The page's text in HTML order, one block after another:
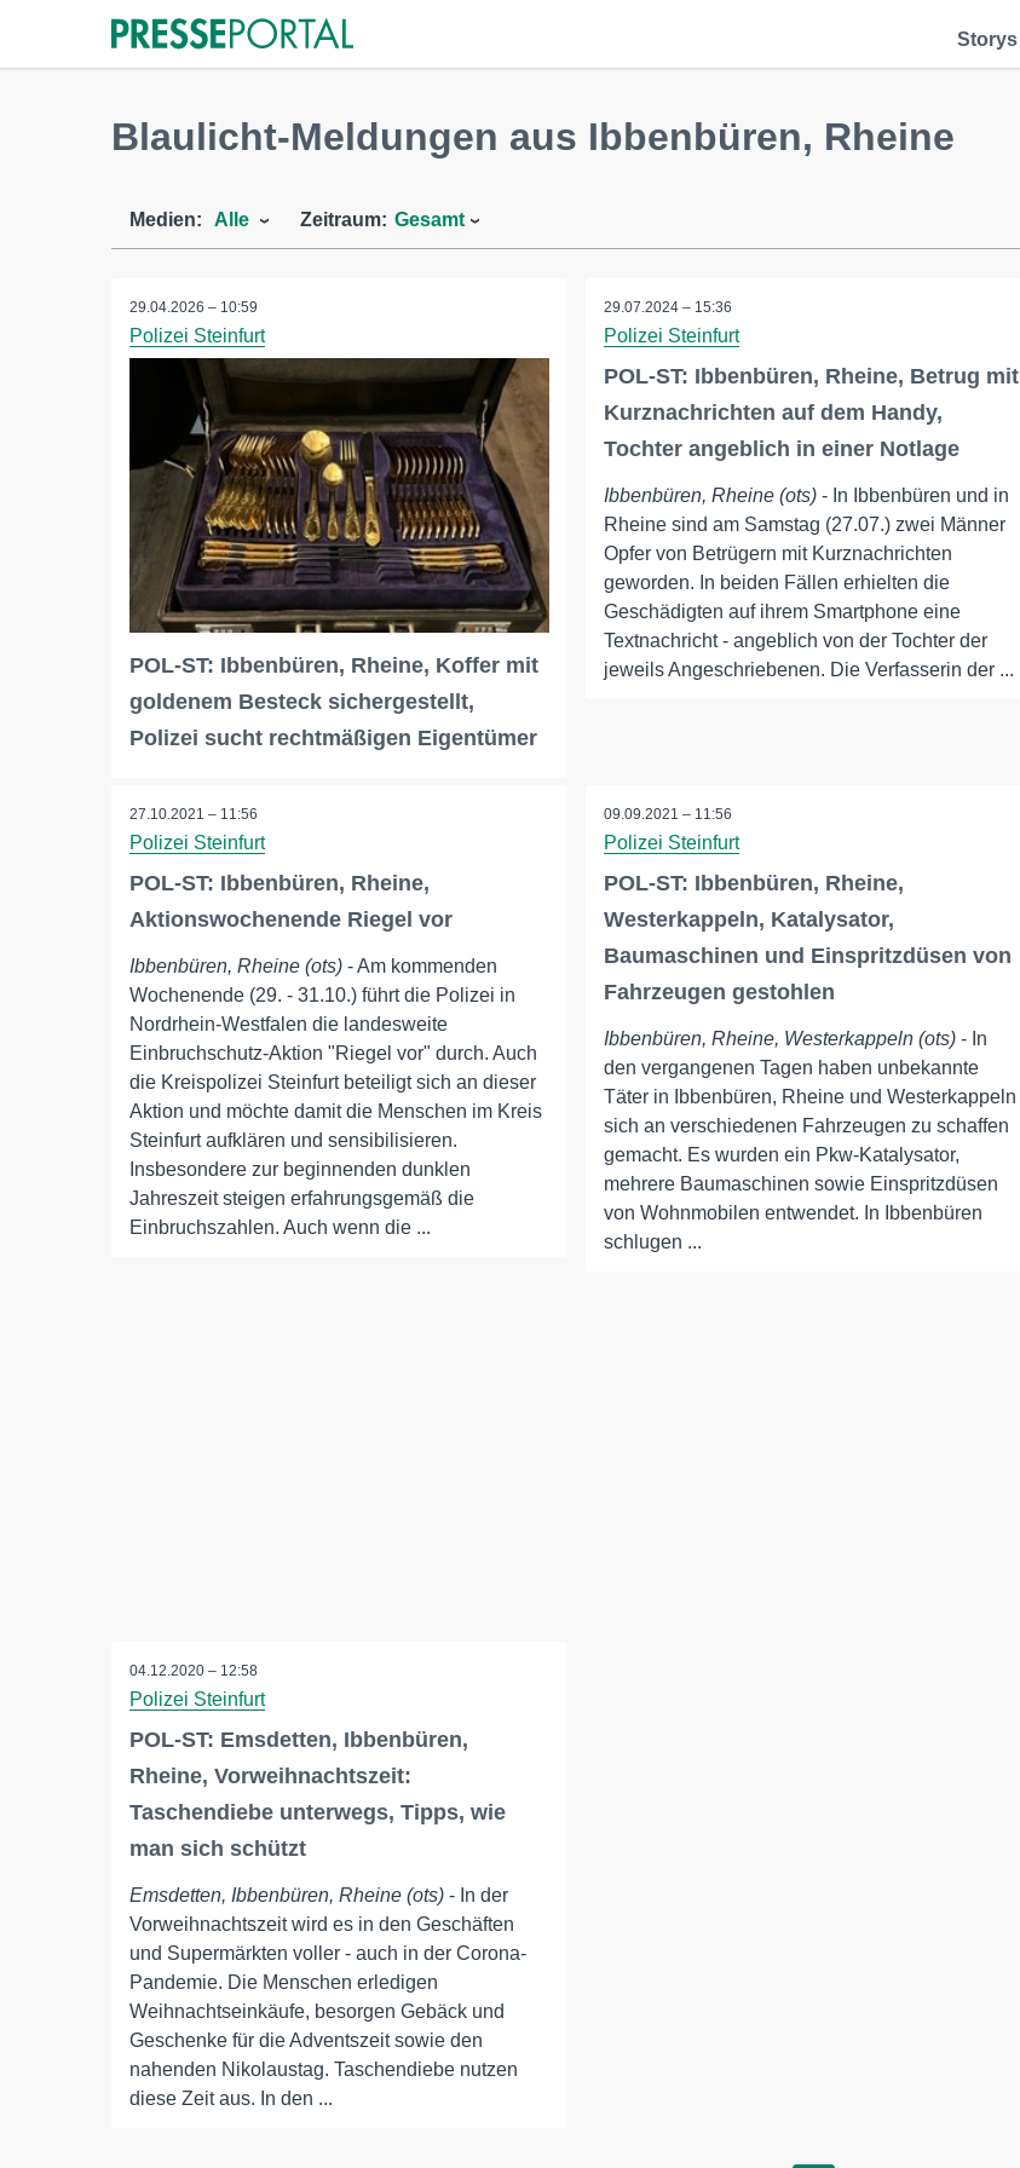
Storys
Blaulicht-Meldungen aus Ibbenbüren, Rheine
Medien: Alle Zeitraum: Gesamt
29.04.2026 – 10:59
Polizei Steinfurt
POL-ST: Ibbenbüren, Rheine, Koffer mit
goldenem Besteck sichergestellt,
Polizei sucht rechtmäßigen Eigentümer
29.07.2024 – 15:36
Polizei Steinfurt
POL-ST: Ibbenbüren, Rheine, Betrug mit
Kurznachrichten auf dem Handy,
Tochter angeblich in einer Notlage
Ibbenbüren, Rheine (ots)- In Ibbenbüren und in
Rheine sind am Samstag (27.07.) zwei Männer
Opfer von Betrügern mit Kurznachrichten
geworden. In beiden Fällen erhielten die
Geschädigten auf ihrem Smartphone eine
Textnachricht - angeblich von der Tochter der
jeweils Angeschriebenen. Die Verfasserin der ...
27.10.2021 – 11:56
Polizei Steinfurt
POL-ST: Ibbenbüren, Rheine,
Aktionswochenende Riegel vor
Ibbenbüren, Rheine (ots) - Am kommenden
Wochenende (29. - 31.10.) führt die Polizei in
Nordrhein-Westfalen die landesweite
Einbruchschutz-Aktion "Riegel vor" durch. Auch
die Kreispolizei Steinfurt beteiligt sich an dieser
Aktion und möchte damit die Menschen im Kreis
Steinfurt aufklären und sensibilisieren.
Insbesondere zur beginnenden dunklen
Jahreszeit steigen erfahrungsgemäß die
Einbruchszahlen. Auch wenn die ...
09.09.2021 – 11:56
Polizei Steinfurt
POL-ST: Ibbenbüren, Rheine,
Westerkappeln, Katalysator,
Baumaschinen und Einspritzdüsen von
Fahrzeugen gestohlen
Ibbenbüren, Rheine, Westerkappeln (ots)- In
den vergangenen Tagen haben unbekannte
Täter in Ibbenbüren, Rheine und Westerkappeln
sich an verschiedenen Fahrzeugen zu schaffen
gemacht. Es wurden ein Pkw-Katalysator,
mehrere Baumaschinen sowie Einspritzdüsen
von Wohnmobilen entwendet. In Ibbenbüren
schlugen ...
04.12.2020 – 12:58
Polizei Steinfurt
POL-ST: Emsdetten, Ibbenbüren,
Rheine, Vorweihnachtszeit:
Taschendiebe unterwegs, Tipps, wie
man sich schützt
Emsdetten, Ibbenbüren, Rheine (ots) - In der
Vorweihnachtszeit wird es in den Geschäften
und Supermärkten voller - auch in der Corona-
Pandemie. Die Menschen erledigen
Weihnachtseinkäufe, besorgen Gebäck und
Geschenke für die Adventszeit sowie den
nahenden Nikolaustag. Taschendiebe nutzen
diese Zeit aus. In den ...